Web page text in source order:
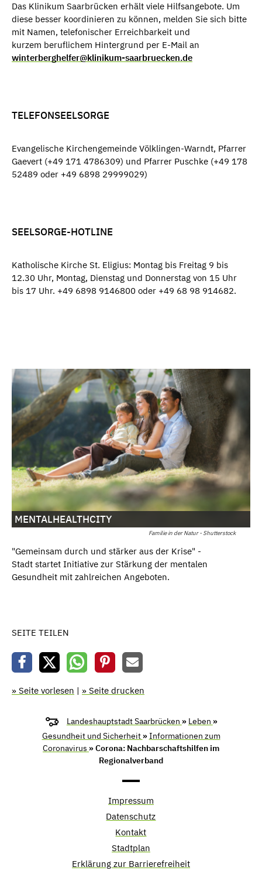
Das Klinikum Saarbrücken erhält viele Hilfsangebote. Um
diese besser koordinieren zu können, melden Sie sich bitte
mit Namen, telefonischer Erreichbarkeit und
kurzem beruflichem Hintergrund per E-Mail an
winterberghelfer@klinikum-saarbruecken.de
TELEFONSEELSORGE
Evangelische Kirchengemeinde Völklingen-Warndt, Pfarrer
Gaevert (+49 171 4786309) und Pfarrer Puschke (+49 178
52489 oder +49 6898 29999029)
SEELSORGE-HOTLINE
Katholische Kirche St. Eligius: Montag bis Freitag 9 bis
12.30 Uhr, Montag, Dienstag und Donnerstag von 15 Uhr
bis 17 Uhr. +49 6898 9146800 oder +49 68 98 914682.
Familie in der Natur - Shutterstock
MENTALHEALTHCITY
"Gemeinsam durch und stärker aus der Krise" -
Stadt startet Initiative zur Stärkung der mentalen
Gesundheit mit zahlreichen Angeboten.
SEITE TEILEN
» Seite vorlesen | » Seite drucken
Landeshauptstadt Saarbrücken » Leben »
Gesundheit und Sicherheit »Informationen zum
Coronavirus » Corona: Nachbarschaftshilfen im
Regionalverband
Impressum
Datenschutz
Kontakt
Stadtplan
Erklärung zur Barrierefreiheit